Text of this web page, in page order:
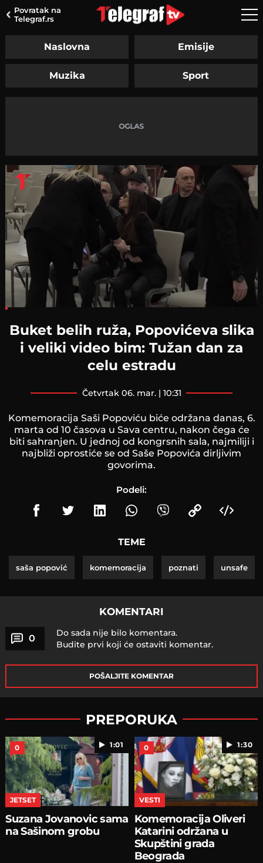
Povratak na
Telegraf.rs
Naslovna Emisije
Muzika Sport
Buket belih ruža, Popovićeva slika
i veliki video bim: Tužan dan za
celu estradu
četvrtak 06. mar. | 10:31
Komemoracija Saši Popoviću biće održana danas, 6.
marta od 10 časova u Sava centru, nakon čega će
biti sahranjen. U jednoj od kongrsnih sala, najmiliji i
najbliži oprostiće se od Saše Popovića dirljivim
govorima.
Podeli:
TEME
saša popović komemoracija poznati unsafe
KOMENTARI
0
Do sada nije bilo komentara.
Budite prvi koji će ostaviti komentar.
POŠALJITE KOMENTAR
PREPORUKA
1:01
0
JETSET
Suzana Jovanovic sama
na Sašinom grobu
1:30
0
VESTI
Komemoracija Oliveri
Katarini održana u
Skupštini grada
Beograda